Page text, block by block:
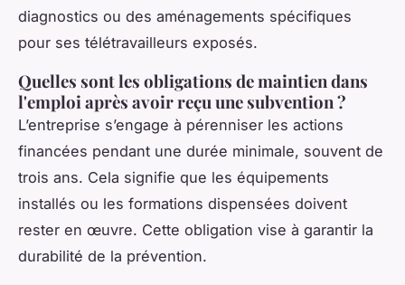
diagnostics ou des aménagements spécifiques
pour ses télétravailleurs exposés.
Quelles sont les obligations de maintien dans
l'emploi après avoir reçu une subvention ?
L’entreprise s’engage à pérenniser les actions
financées pendant une durée minimale, souvent de
trois ans. Cela signifie que les équipements
installés ou les formations dispensées doivent
rester en œuvre. Cette obligation vise à garantir la
durabilité de la prévention.